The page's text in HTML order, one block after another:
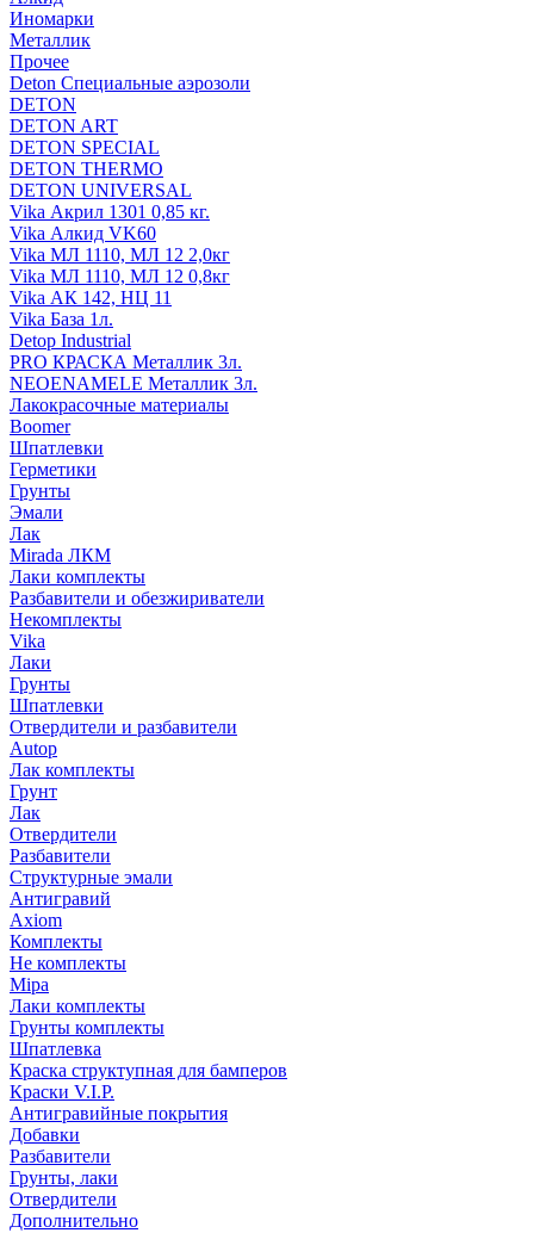
Иномарки
Металлик
Прочее
Deton Специальные аэрозоли
DETON
DETON ART
DETON SPECIAL
DETON THERMO
DETON UNIVERSAL
Vika Акрил 1301 0,85 кг.
Vika Алкид VK60
Vika МЛ 1110, МЛ 12 2,0кг
Vika МЛ 1110, МЛ 12 0,8кг
Vika АК 142, НЦ 11
Vika База 1л.
Detop Industrial
PRO КРАСКА Металлик 3л.
NEOENAMELE Металлик 3л.
Лакокрасочные материалы
Boomer
Шпатлевки
Герметики
Грунты
Эмали
Лак
Mirada ЛКМ
Лаки комплекты
Разбавители и обезжириватели
Некомплекты
Vika
Лаки
Грунты
Шпатлевки
Отвердители и разбавители
Autop
Лак комплекты
Грунт
Лак
Отвердители
Разбавители
Структурные эмали
Антигравий
Axiom
Комплекты
Не комплекты
Mipa
Лаки комплекты
Грунты комплекты
Шпатлевка
Краска структупная для бамперов
Краски V.I.P.
Антигравийные покрытия
Добавки
Разбавители
Грунты, лаки
Отвердители
Дополнительно